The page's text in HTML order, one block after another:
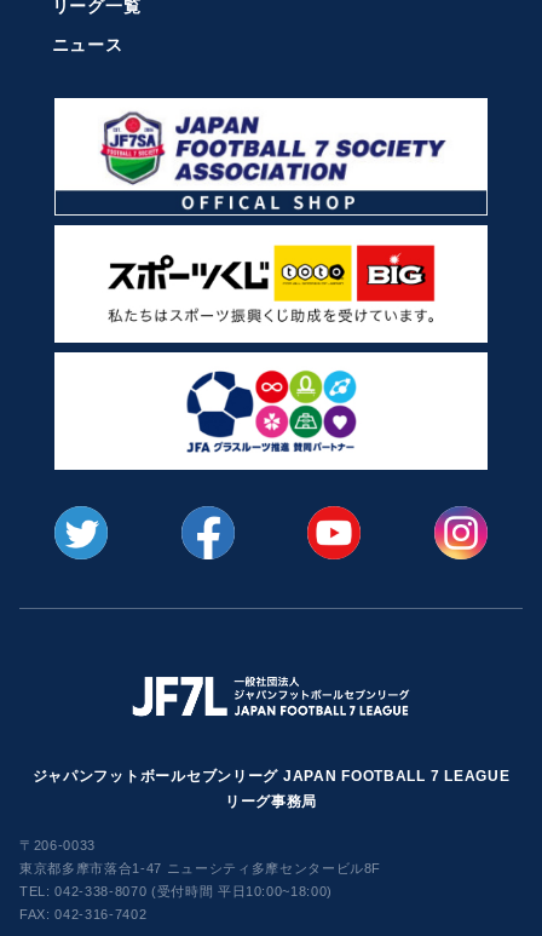
リーグ一覧
ニュース
ジャパンフットボールセブンリーグ JAPAN FOOTBALL 7 LEAGUE
リーグ事務局
〒206-0033
東京都多摩市落合1-47 ニューシティ多摩センタービル8F
TEL:042-338-8070 (受付時間 平日10:00~18:00)
FAX: 042-316-7402